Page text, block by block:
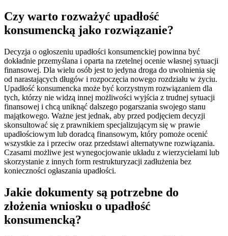
Czy warto rozważyć upadłość
konsumencką jako rozwiązanie?
Decyzja o ogłoszeniu upadłości konsumenckiej powinna być
dokładnie przemyślana i oparta na rzetelnej ocenie własnej sytuacji
finansowej. Dla wielu osób jest to jedyna droga do uwolnienia się
od narastających długów i rozpoczęcia nowego rozdziału w życiu.
Upadłość konsumencka może być korzystnym rozwiązaniem dla
tych, którzy nie widzą innej możliwości wyjścia z trudnej sytuacji
finansowej i chcą uniknąć dalszego pogarszania swojego stanu
majątkowego. Ważne jest jednak, aby przed podjęciem decyzji
skonsultować się z prawnikiem specjalizującym się w prawie
upadłościowym lub doradcą finansowym, który pomoże ocenić
wszystkie za i przeciw oraz przedstawi alternatywne rozwiązania.
Czasami możliwe jest wynegocjowanie układu z wierzycielami lub
skorzystanie z innych form restrukturyzacji zadłużenia bez
konieczności ogłaszania upadłości.
Jakie dokumenty są potrzebne do
złożenia wniosku o upadłość
konsumencką?